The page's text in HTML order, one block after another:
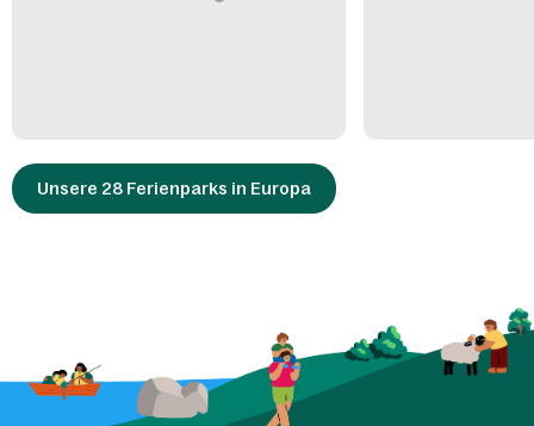
Unsere 28 Ferienparks in Europa